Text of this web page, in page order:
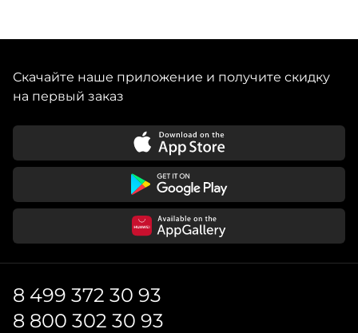
Скачайте наше приложение и получите скидку
на первый заказ
8 499 372 30 93
8 800 302 30 93